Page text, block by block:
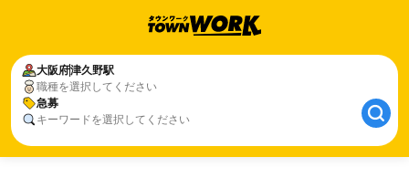
大阪府津久野駅
職種を選択してください
急募
キーワードを選択してください